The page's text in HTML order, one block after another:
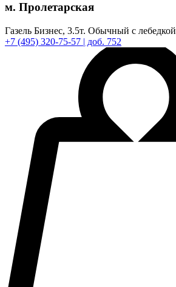
м. Пролетарская
Газель Бизнес, 3.5т. Обычный с лебедкой
+7 (495) 320-75-57 | доб. 752